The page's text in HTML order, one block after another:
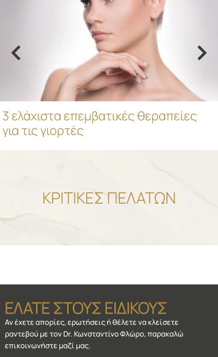
3 ελάχιστα επεμβατικές θεραπείες
για τις γιορτές
ΚΡΙΤΙΚΕΣ ΠΕΛΑΤΩΝ
ΕΛΑΤΕ ΣΤΟΥΣ ΕΙΔΙΚΟΥΣ
Αν έχετε απορίες, ερωτήσεις ή θέλετε να κλείσετε
ραντεβού με τον Dr. Κωνσταντίνο Φλώρο, παρακαλώ
επικοινωνήστε μαζί μας.